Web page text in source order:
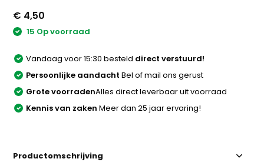
€ 4,50
15 Op voorraad
Vandaag voor 15:30 besteld direct verstuurd!
Persoonlijke aandacht Bel of mail ons gerust
Grote voorradenAlles direct leverbaar uit voorraad
Kennis van zaken Meer dan 25 jaar ervaring!
Productomschrijving